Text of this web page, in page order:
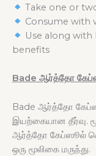
Take one or
Consume with
Use along
benefits
Bade ஆர்த்தோ
Bade ஆர்த்தோ
இயற்கையான தீர்வு.
ஆர்த்தோ கேப்ஸூல்
ஒரு மூலிகை மருந்து.